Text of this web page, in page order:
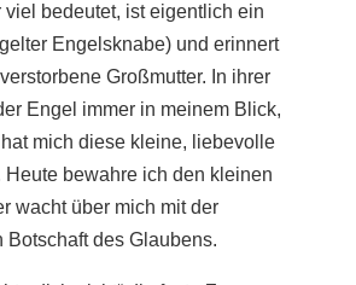
viel bedeutet, ist eigentlich ein
Engelsknabe) und erinnert
Großmutter. In ihrer
Engel immer in meinem Blick,
mich diese kleine, liebevolle
Heute bewahre ich den kleinen
wacht über mich mit der
Botschaft des Glaubens.